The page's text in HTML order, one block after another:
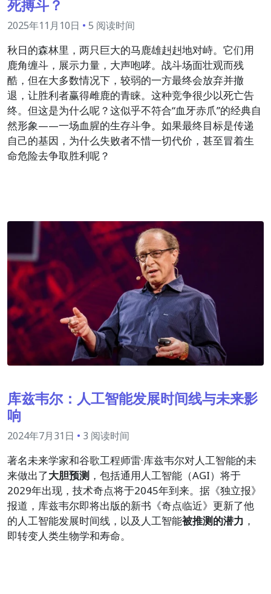
死搏斗？
2025年11月10日 • 5 阅读时间
秋日的森林里，两只巨大的马鹿雄赳赳地对峙。它们用
鹿角缠斗，展示力量，大声咆哮。战斗场面壮观而残
酷，但在大多数情况下，较弱的一方最终会放弃并撤
退，让胜利者赢得雌鹿的青睐。这种竞争很少以死亡告
终。但这是为什么呢？这似乎不符合“血牙赤爪”的经典自
然形象——一场血腥的生存斗争。如果最终目标是传递
自己的基因，为什么失败者不惜一切代价，甚至冒着生
命危险去争取胜利呢？
库兹韦尔：人工智能发展时间线与未来影
响
2024年7月31日 • 3 阅读时间
著名未来学家和谷歌工程师雷·库兹韦尔对人工智能的未
来做出了大胆预测 ，包括通用人工智能（AGI）将于
2029年出现，技术奇点将于2045年到来。据《独立报》
报道，库兹韦尔即将出版的新书《奇点临近》更新了他
的人工智能发展时间线，以及人工智能被推测的潜力 ，
即转变人类生物学和寿命。